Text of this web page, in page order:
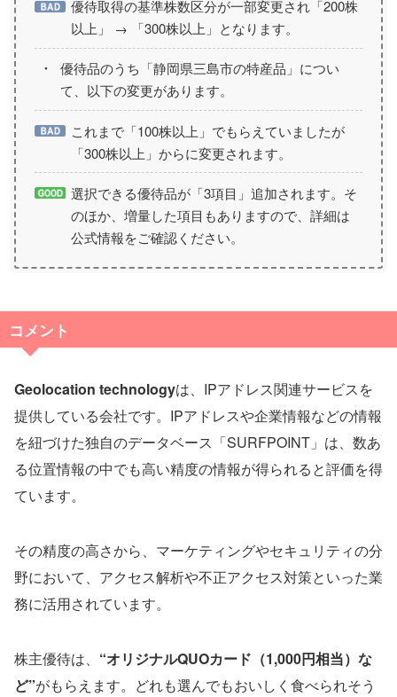
優待取得の基準株数区分が一部変更され「200株
以上」 → 「300株以上」となります。
優待品のうち「静岡県三島市の特産品」につい
て、以下の変更があります。
これまで「100株以上」でもらえていましたが
「300株以上」からに変更されます。
選択できる優待品が「3項目」追加されます。そ
のほか、増量した項目もありますので、詳細は
公式情報をご確認ください。
コメント
Geolocation technologyは、IPアドレス関連サービスを
提供している会社です。IPアドレスや企業情報などの情報
を紐づけた独自のデータベース「SURFPOINT」は、数あ
る位置情報の中でも高い精度の情報が得られると評価を得
ています。
その精度の高さから、マーケティングやセキュリティの分
野において、アクセス解析や不正アクセス対策といった業
務に活用されています。
株主優待は、 “オリジナルQUOカード（1,000円相当）な
ど”がもらえます。どれも選んでもおいしく食べられそう